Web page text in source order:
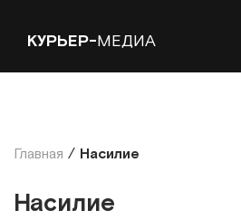
КУРЬЕР-МЕДИА
Главная / Насилие
Насилие